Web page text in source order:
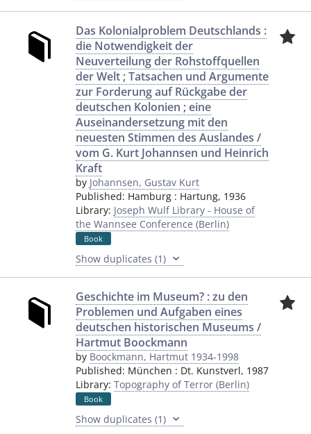
Das Kolonialproblem Deutschlands :
die Notwendigkeit der
Neuverteilung der Rohstoffquellen
der Welt ; Tatsachen und Argumente
zur Forderung auf Rückgabe der
deutschen Kolonien ; eine
Auseinandersetzung mit den
neuesten Stimmen des Auslandes /
vom G. Kurt Johannsen und Heinrich
Kraft
by Johannsen, Gustav Kurt
Published: Hamburg : Hartung, 1936
Library: Joseph Wulf Library - House of
the Wannsee Conference (Berlin)
Book
Show duplicates (1)
Geschichte im Museum? : zu den
Problemen und Aufgaben eines
deutschen historischen Museums /
Hartmut Boockmann
by Boockmann, Hartmut 1934-1998
Published: München : Dt. Kunstverl, 1987
Library: Topography of Terror (Berlin)
Book
Show duplicates (1)